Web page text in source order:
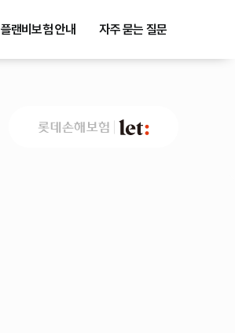
플랜비보험 안내 자주 묻는 질문